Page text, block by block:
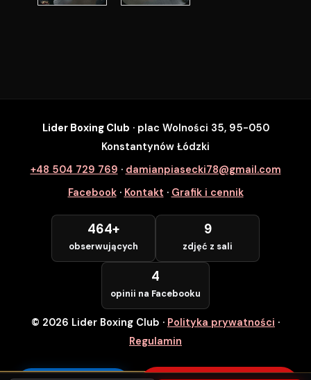
SZYBKI ZAPIS
Zapisz się na wybrane zajęcia
Numer Telefonu *
POTWIERDZAM — WCHODZĘ ZA
DARMO
Lider Boxing Club · plac Wolności 35, 95-050
Konstantynów Łódzki
+48 504 729 769 · damianpiasecki78@gmail.com
Facebook· Kontakt · Grafik i cennik
464+
obserwujących
9
zdjęć z sali
4
opinii na Facebooku
© 2026 Lider Boxing Club · Polityka prywatności ·
Regulamin